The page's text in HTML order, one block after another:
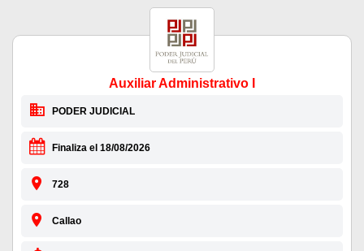
Auxiliar Administrativo I
PODER JUDICIAL
Finaliza el 18/08/2026
728
Callao